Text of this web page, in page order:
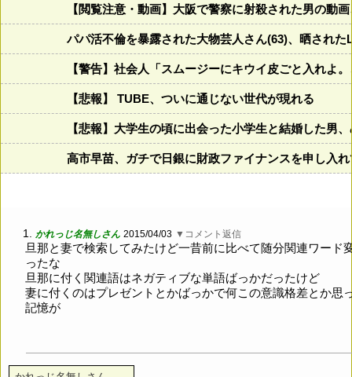
【閲覧注意・動画】大阪で警察に射殺された男の
パパ活不倫を暴露された大物芸人さん(63)、晒され
【警告】社会人「スムージーにキウイ皮ごと入れ
【悲報】 TUBE、ついに通じない世代が現れる
【悲報】大学生の頃に出会った小学生と結婚した
高市早苗、ガチで日銀に財政ファイナンスを申し入
1. かれっじ名無しさん 2015/04/03 ▼コメント返信
旦那と妻で検索してみたけど一昔前に比べて随分関連ワード
ったな
旦那に付く関連語はネガティブな単語ばっかだったけど
妻に付くのはプレゼントとかばっかで何この意識格差とか思
記憶が